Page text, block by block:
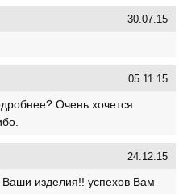
30.07.15
05.11.15
Очень хочется
24.12.15
изделия!! успехов Вам